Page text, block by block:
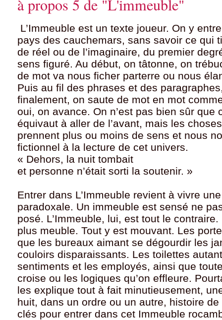
à propos 5 de "L'immeuble"
L’Immeuble est un texte joueur. On y
pays des cauchemars, sans savoir ce qui
de réel ou de l’imaginaire, du premier
sens figuré. Au début, on tâtonne, on
de mot va nous ficher parterre ou nous
Puis au fil des phrases et des
finalement, on saute de mot en mot
oui, on avance. On n’est pas bien sûr que
équivaut à aller de l’avant, mais les
prennent plus ou moins de sens et nous
fictionnel à la lecture de cet univers.
« Dehors, la nuit tombait
et personne n’était sorti la soutenir. »
Entrer dans L’Immeuble revient à vivre
paradoxale. Un immeuble est sensé ne
posé. L’Immeuble, lui, est tout le
plus meuble. Tout y est mouvant. Les
que les bureaux aimant se dégourdir les
couloirs disparaissants. Les toilettes
sentiments et les employés, ainsi que
croise ou les logiques qu’on effleure.
les explique tout à fait minutieusement,
huit, dans un ordre ou un autre, histoire
clés pour entrer dans cet Immeuble